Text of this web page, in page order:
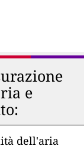
e
dell'aria